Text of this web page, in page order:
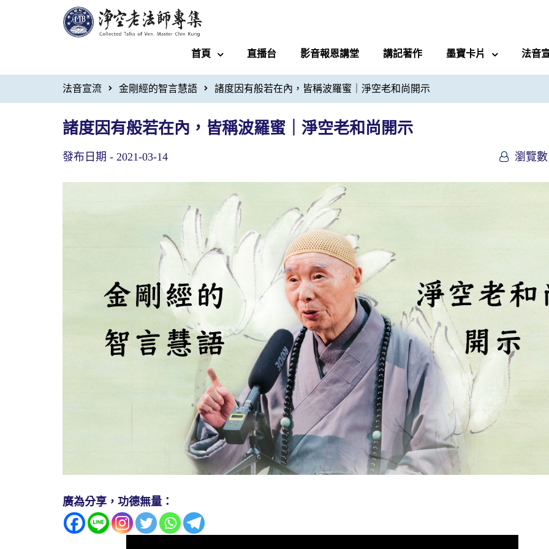
首頁 直播台 影音報恩講堂 講記著作 墨寶卡片 法音
法音宣流 金剛經的智言慧語 諸度因有般若在內，皆稱波羅蜜｜淨空老和尚開示
諸度因有般若在內，皆稱波羅蜜｜淨空老和尚開示
發布日期 - 2021-03-14 瀏覽數
廣為分享，功德無量：